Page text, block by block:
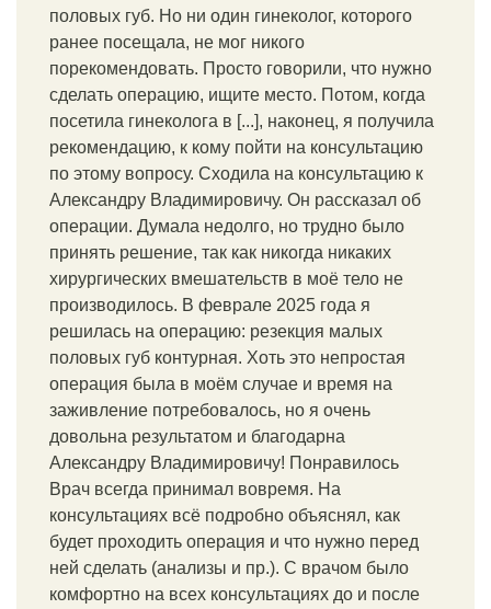
половых губ. Но ни один гинеколог, которого
ранее посещала, не мог никого
порекомендовать. Просто говорили, что нужно
сделать операцию, ищите место. Потом, когда
посетила гинеколога в [...], наконец, я получила
рекомендацию, к кому пойти на консультацию
по этому вопросу. Сходила на консультацию к
Александру Владимировичу. Он рассказал об
операции. Думала недолго, но трудно было
принять решение, так как никогда никаких
хирургических вмешательств в моё тело не
производилось. В феврале 2025 года я
решилась на операцию: резекция малых
половых губ контурная. Хоть это непростая
операция была в моём случае и время на
заживление потребовалось, но я очень
довольна результатом и благодарна
Александру Владимировичу! Понравилось
Врач всегда принимал вовремя. На
консультациях всё подробно объяснял, как
будет проходить операция и что нужно перед
ней сделать (анализы и пр.). С врачом было
комфортно на всех консультациях до и после